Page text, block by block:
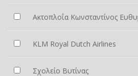
Ακτοπλοΐα Κωνσταντίνος
KLM Royal Dutch Airlines
Σχολείο Βυτίνας